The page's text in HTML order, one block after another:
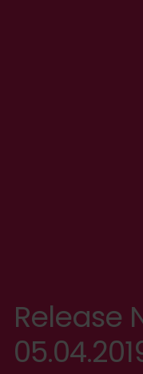
Release